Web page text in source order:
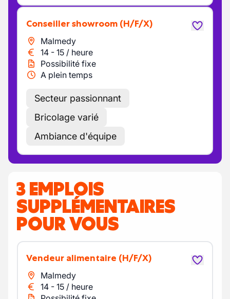
Conseiller showroom (H/F/X)
Malmedy
14 - 15 / heure
Possibilité fixe
A plein temps
Secteur passionnant
Bricolage varié
Ambiance d'équipe
3 EMPLOIS
SUPPLÉMENTAIRES
POUR VOUS
Vendeur alimentaire (H/F/X)
Malmedy
14 - 15 / heure